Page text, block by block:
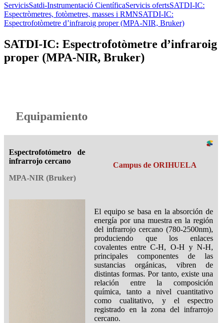
ServicisSatdi-Instrumentació CientíficaServicis ofertsSATDI-IC:
Espectròmetres, fotòmetres, masses i RMNSATDI-IC:
Espectrofotòmetre d’infraroig proper (MPA-NIR, Bruker)
SATDI-IC: Espectrofotòmetre d’infraroig
proper (MPA-NIR, Bruker)
Equipamiento
Espectrofotómetro de
infrarrojo cercano
MPA-NIR (Bruker)
Campus de ORIHUELA
El equipo se basa en la absorción de
energía por una muestra en la región
del infrarrojo cercano (780-2500nm),
produciendo que los enlaces
covalentes entre C-H, O-H y N-H,
principales componentes de las
sustancias orgánicas, vibren de
distintas formas. Por tanto, existe una
relación entre la composición
química, tanto a nivel cuantitativo
como cualitativo, y el espectro
registrado en la zona del infrarrojo
cercano.